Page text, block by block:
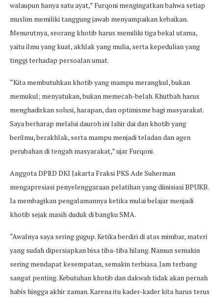
walaupun hanya satu ayat,” Furqoni mengingatkan bahwa setiap
muslim memiliki tanggung jawab menyampaikan kebaikan.
Menurutnya, seorang khotib harus memiliki tiga bekal utama,
yaitu ilmu yang kuat, akhlak yang mulia, serta kepedulian yang
tinggi terhadap persoalan umat.
“Kita membutuhkan khotib yang mampu merangkul, bukan
memukul; menyatukan, bukan memecah-belah. Khutbah harus
menghadirkan solusi, harapan, dan optimisme bagi masyarakat.
Saya berharap melalui dauroh ini lahir dai dan khotib yang
berilmu, berakhlak, serta mampu menjadi teladan dan agen
perubahan di tengah masyarakat,” ujar Furqoni.
Anggota DPRD DKI Jakarta Fraksi PKS Ade Suherman
mengapresiasi penyelenggaraan pelatihan yang diinisiasi BPUKB.
Ia membagikan pengalamannya ketika mulai belajar menjadi
khotib sejak masih duduk di bangku SMA.
“Awalnya saya sering gugup. Ketika berdiri di atas mimbar, materi
yang sudah dipersiapkan bisa tiba-tiba hilang. Namun semakin
sering mendapat kesempatan, semakin terbiasa. Jam terbang
sangat penting. Kebutuhan khotib dan dakwah tidak akan pernah
habis hingga akhir zaman. Karena itu kader-kader kita harus terus